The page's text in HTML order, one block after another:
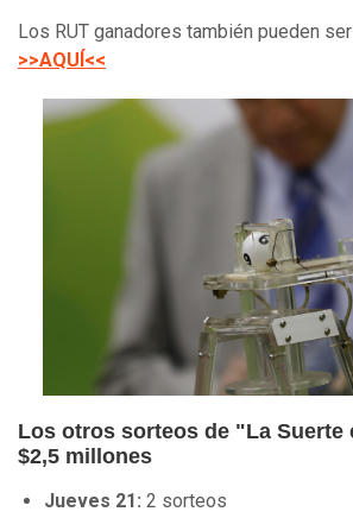
Los RUT ganadores también pueden
>>AQUÍ<<
Los otros sorteos de "La Suerte
$2,5 millones
Jueves 21: 2 sorteos